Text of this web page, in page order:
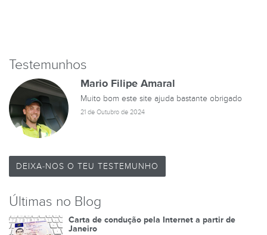
Testemunhos
Mario Filipe Amaral
Muito bom este site ajuda bastante obrigado
21 de Outubro de 2024
DEIXA-NOS O TEU TESTEMUNHO
Últimas no Blog
Carta de condução pela Internet a partir de
Janeiro